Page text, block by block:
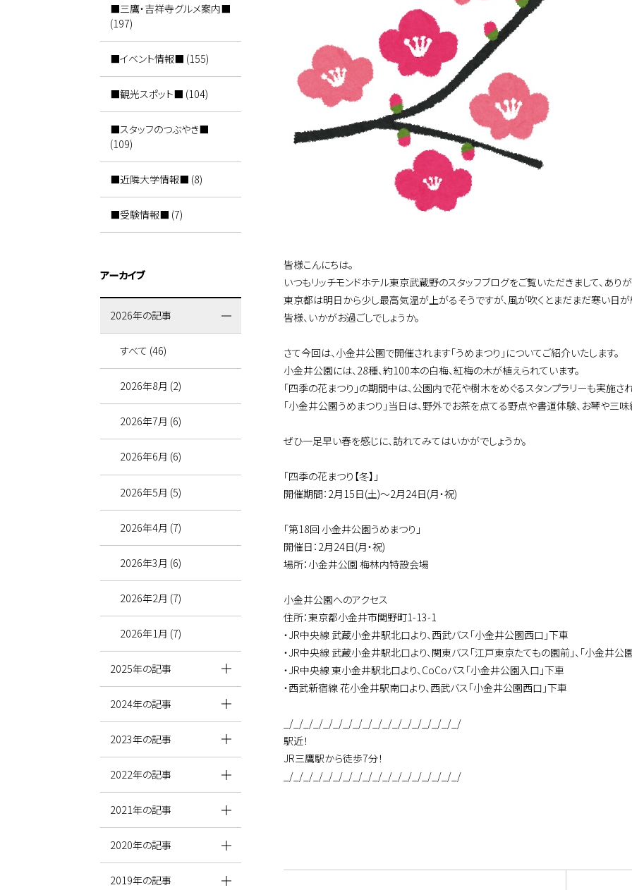
皆様こんにちは。
いつもリッチモンドホテル東京武蔵野のスタッフブログをご覧いただきまして、ありが
東京都は明日から少し最高気温が上がるそうですが、風が吹くとまだまだ寒い日が
皆様、いかがお過ごしでしょうか。
さて今回は、小金井公園で開催されます「うめまつり」についてご紹介いたします。
小金井公園には、28種、約100本の白梅、紅梅の木が植えられています。
「四季の花まつり」の期間中は、公園内で花や樹木をめぐるスタンプラリーも実施さ
「小金井公園うめまつり」当日は、野外でお茶を点てる野点や書道体験、お琴や三
ぜひ一足早い春を感じに、訪れてみてはいかがでしょうか。
「四季の花まつり【冬】」
開催期間：2月15日(土)～2月24日(月・祝)
「第18回 小金井公園うめまつり」
開催日：2月24日(月・祝)
場所：小金井公園 梅林内特設会場
小金井公園へのアクセス
住所：東京都小金井市関野町1-13-1
・JR中央線 武蔵小金井駅北口より、西武バス「小金井公園西口」下車
・JR中央線 武蔵小金井駅北口より、関東バス「江戸東京たてもの園前」、「小金井公
・JR中央線 東小金井駅北口より、CoCoバス「小金井公園入口」下車
・西武新宿線 花小金井駅南口より、西武バス「小金井公園西口」下車
_/_/_/_/_/_/_/_/_/_/_/_/_/_/_/_/_/_/
駅近！
JR三鷹駅から徒歩7分！
_/_/_/_/_/_/_/_/_/_/_/_/_/_/_/_/_/_/
■三鷹・吉祥寺グルメ案内■
(197)
■イベント情報■ (155)
■観光スポット■ (104)
■スタッフのつぶやき■
(109)
■近隣大学情報■ (8)
■受験情報■ (7)
アーカイブ
2026年の記事
すべて (46)
2026年8月 (2)
2026年7月 (6)
2026年6月 (6)
2026年5月 (5)
2026年4月 (7)
2026年3月 (6)
2026年2月 (7)
2026年1月 (7)
2025年の記事
2024年の記事
2023年の記事
2022年の記事
2021年の記事
2020年の記事
2019年の記事